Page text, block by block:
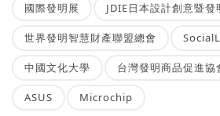
國際發明展 JDIE日本設計創意暨發
世界發明智慧財產聯盟總會
中國文化大學 台灣發明商品促進協
ASUS Microchip